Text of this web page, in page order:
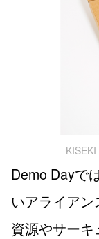
Demo Dayで
いアライア
資源やサー